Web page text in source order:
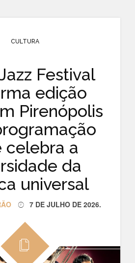
CULTURA
Festival
edição
Pirenópolis
celebra a
da
universal
7 DE JULHO DE 2026.